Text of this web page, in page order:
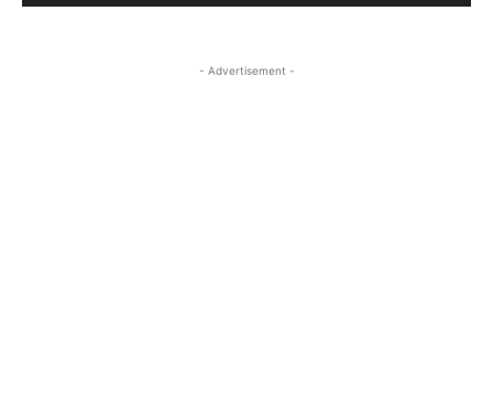
- Advertisement -